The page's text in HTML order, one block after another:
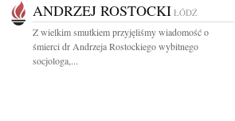
ANDRZEJ ROSTOCKI ŁÓDŹ
Z wielkim smutkiem przyjęliśmy wiadomość o
śmierci dr Andrzeja Rostockiego wybitnego
socjologa,...